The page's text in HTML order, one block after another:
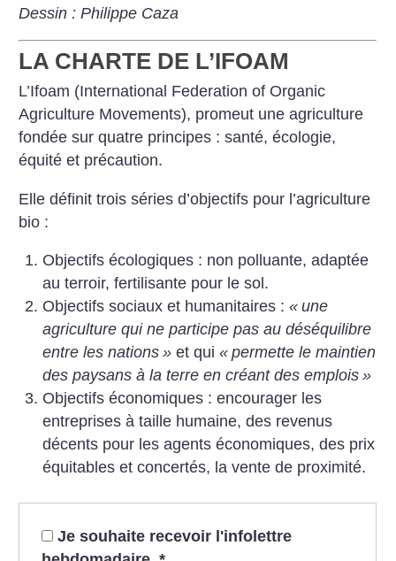
Dessin : Philippe Caza
LA CHARTE DE L’IFOAM
L’Ifoam (International Federation of Organic
Agriculture Movements), promeut une agriculture
fondée sur quatre principes : santé, écologie,
équité et précaution.
Elle définit trois séries d’objectifs pour l’agriculture
bio :
Objectifs écologiques : non polluante, adaptée
au terroir, fertilisante pour le sol.
Objectifs sociaux et humanitaires : « une
agriculture qui ne participe pas au déséquilibre
entre les nations »et qui « permette le maintien
des paysans à la terre en créant des emplois »
Objectifs économiques : encourager les
entreprises à taille humaine, des revenus
décents pour les agents économiques, des prix
équitables et concertés, la vente de proximité.
Je souhaite recevoir l'infolettre